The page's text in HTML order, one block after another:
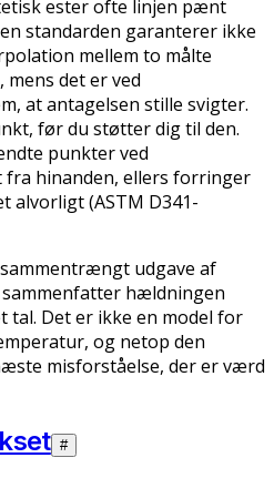
ester ofte linjen pænt
standarden garanterer ikke
mellem to målte
det er ved
at antagelsen stille svigter.
før du støtter dig til den.
punkter ved
hinanden, ellers forringer
alvorligt (ASTM D341-
udgave af
hældningen
tal. Det er ikke en model for
og netop den
misforståelse, der er værd
#